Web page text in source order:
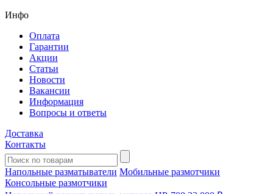
Инфо
Оплата
Гарантии
Акции
Статьи
Новости
Вакансии
Информация
Вопросы и ответы
Доставка
Контакты
Напольные разматыватели Мобильные размотчики
Консольные размотчики